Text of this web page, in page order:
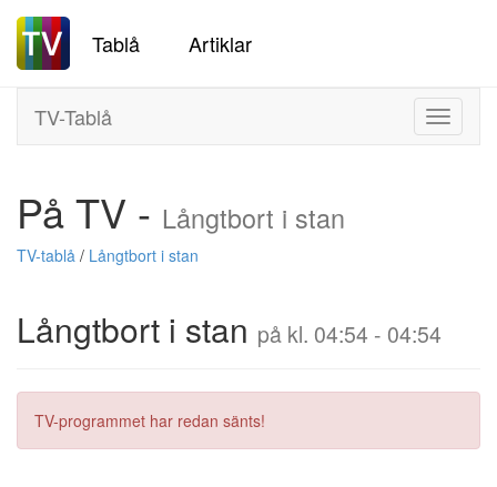
Tablå Artiklar
Toggle
TV-Tablå
På TV - Långtbort i stan
TV-tablå / Långtbort i stan
Långtbort i stan på kl. 04:54 - 04:54
TV-programmet har redan sänts!